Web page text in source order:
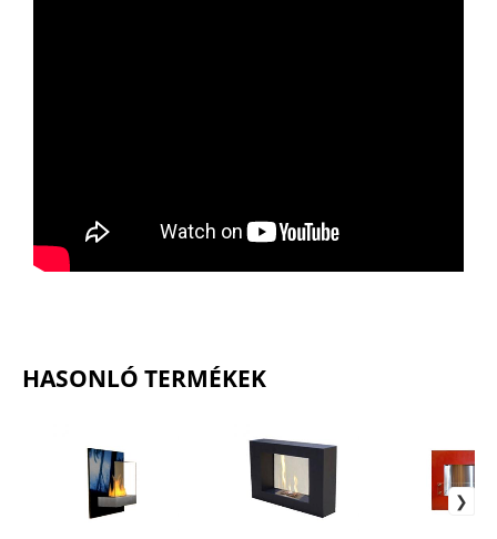
HASONLÓ TERMÉKEK